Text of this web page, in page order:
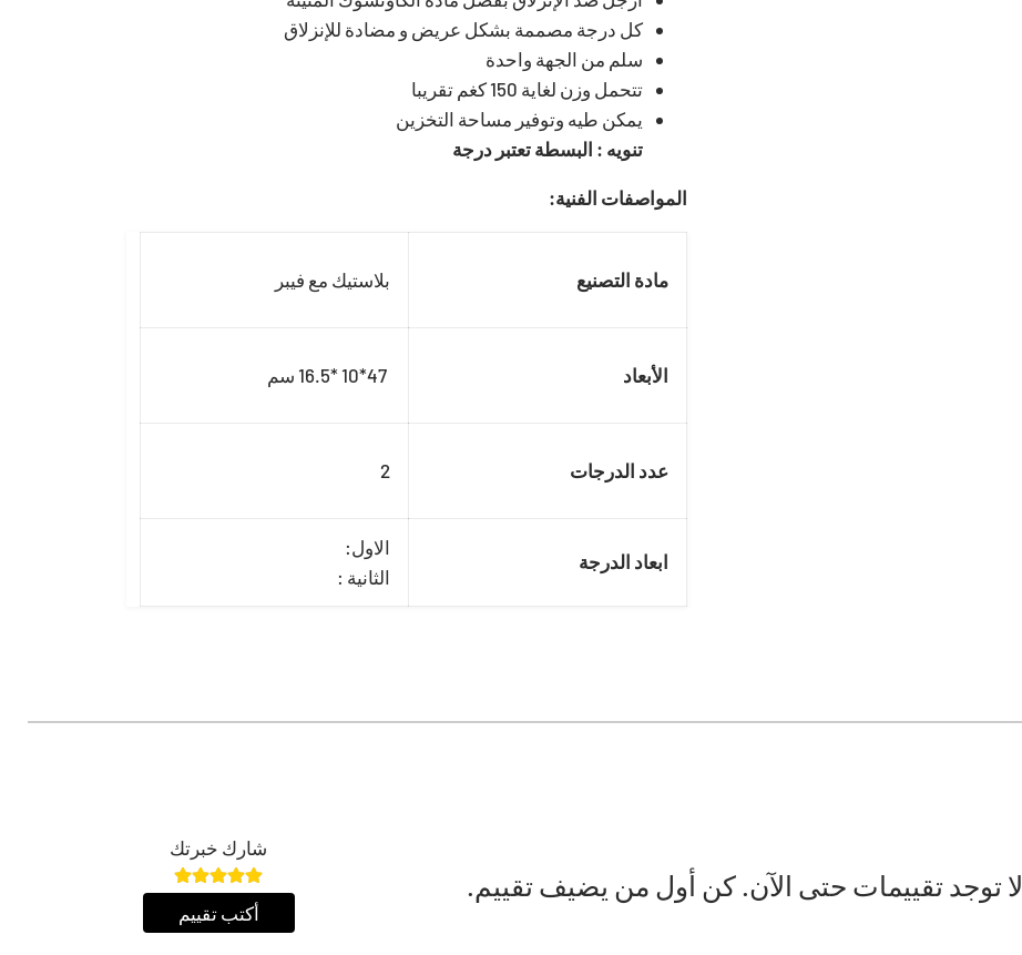
كل درجة مصممة بشكل عريض و مضادة للإنزلاق
سلم من الجهة واحدة
تتحمل وزن لغاية 150 كغم تقريبا
يمكن طيه وتوفير مساحة التخزين
تنويه : البسطة تعتبر درجة
المواصفات الفنية:
مادة التصنيع بلاستيك مع فيبر
الأبعاد
عدد الدرجات 2
ابعاد الدرجة
الاول:
الثانية :
لا توجد تقييمات حتى الآن. كن أول من يضيف تقييم.
شارك خبرتك
أكتب تقييم